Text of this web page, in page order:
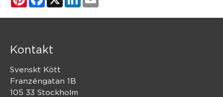
Kontakt
Svenskt Kött
Franzéngatan 1B
105 33 Stockholm